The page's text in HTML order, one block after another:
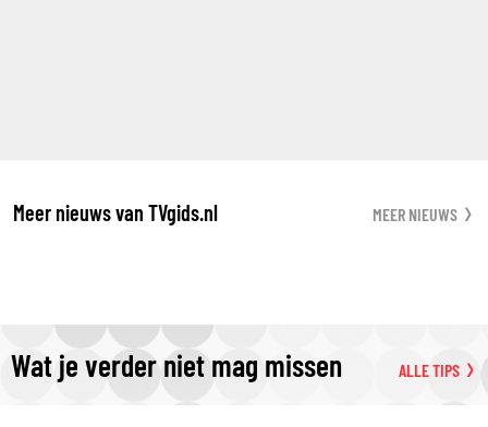
Meer nieuws van TVgids.nl MEER NIEUWS
Wat je verder niet mag missen ALLE TIPS